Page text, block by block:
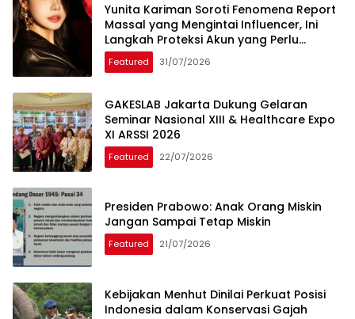
Yunita Kariman Soroti Fenomena Report
Massal yang Mengintai Influencer, Ini
Langkah Proteksi Akun yang Perlu
Diketahui
Featured 31/07/2026
GAKESLAB Jakarta Dukung Gelaran
Seminar Nasional XIII & Healthcare Expo
XI ARSSI 2026
Featured 22/07/2026
Presiden Prabowo: Anak Orang Miskin
Jangan Sampai Tetap Miskin
Featured 21/07/2026
Kebijakan Menhut Dinilai Perkuat Posisi
Indonesia dalam Konservasi Gajah